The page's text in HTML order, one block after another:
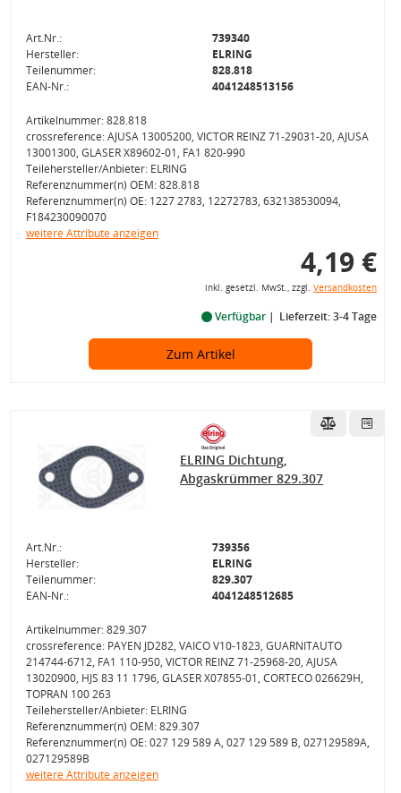
Art.Nr.:
739340
Hersteller:
ELRING
Teilenummer:
828.818
EAN-Nr.:
4041248513156
Artikelnummer: 828.818
crossreference: AJUSA 13005200, VICTOR REINZ 71-29031-20, AJUSA
13001300, GLASER X89602-01, FA1 820-990
Teilehersteller/Anbieter: ELRING
Referenznummer(n) OEM: 828.818
Referenznummer(n) OE: 1227 2783, 12272783, 632138530094,
F184230090070
weitere Attribute anzeigen
4,19 €
inkl. gesetzl. MwSt., zzgl. Versandkosten
Verfügbar Lieferzeit: 3-4 Tage
Zum Artikel
ELRING Dichtung,
Abgaskrümmer 829.307
Art.Nr.:
739356
Hersteller:
ELRING
Teilenummer:
829.307
EAN-Nr.:
4041248512685
Artikelnummer: 829.307
crossreference: PAYEN JD282, VAICO V10-1823, GUARNITAUTO
214744-6712, FA1 110-950, VICTOR REINZ 71-25968-20, AJUSA
13020900, HJS 83 11 1796, GLASER X07855-01, CORTECO 026629H,
TOPRAN 100 263
Teilehersteller/Anbieter: ELRING
Referenznummer(n) OEM: 829.307
Referenznummer(n) OE: 027 129 589 A, 027 129 589 B, 027129589A,
027129589B
weitere Attribute anzeigen